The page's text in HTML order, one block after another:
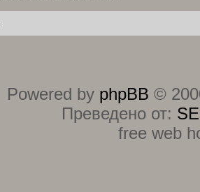
Powered by phpBB ©
Преведено от:
free web